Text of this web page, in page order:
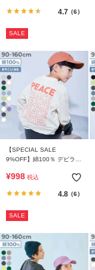
4.7 （6）
SALE
【SPECIAL SALE
9%OFF】綿100％ デビラボ
リブ 長袖Tシャツ
¥998 税込
4.8（6）
SALE